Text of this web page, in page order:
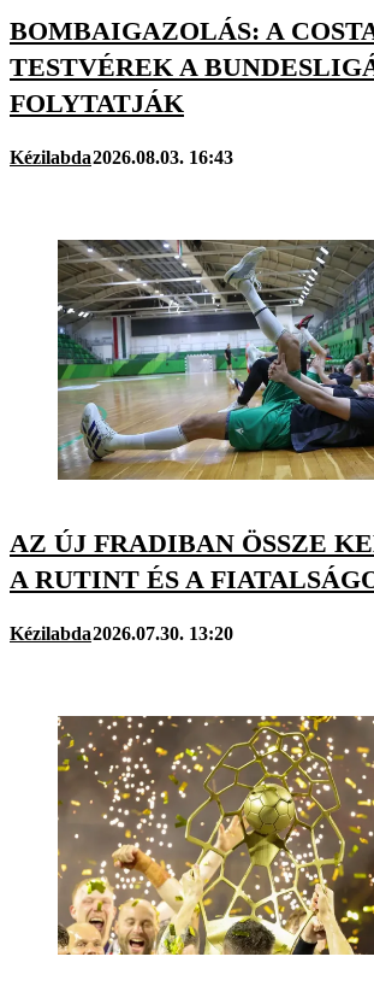
BOMBAIGAZOLÁS: A
TESTVÉREK A
FOLYTATJÁK
Kézilabda2026.08.03. 16:43
AZ ÚJ FRADIBAN ÖSSZE
A RUTINT ÉS A
Kézilabda2026.07.30. 13:20